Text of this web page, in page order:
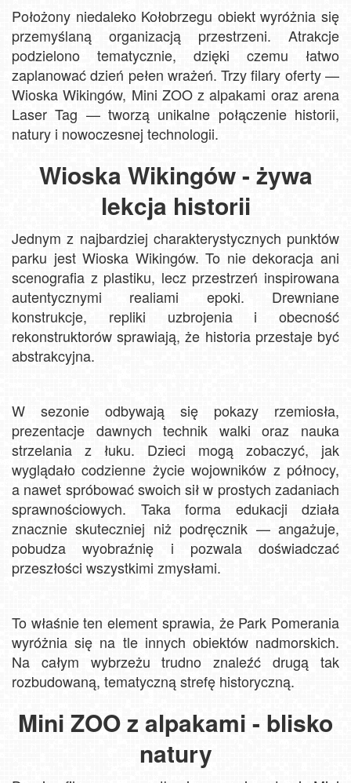
Położony niedaleko Kołobrzegu obiekt wyróżnia się
przemyślaną organizacją przestrzeni. Atrakcje
podzielono tematycznie, dzięki czemu łatwo
zaplanować dzień pełen wrażeń. Trzy filary oferty —
Wioska Wikingów, Mini ZOO z alpakami oraz arena
Laser Tag — tworzą unikalne połączenie historii,
natury i nowoczesnej technologii.
Wioska Wikingów - żywa
lekcja historii
Jednym z najbardziej charakterystycznych punktów
parku jest Wioska Wikingów. To nie dekoracja ani
scenografia z plastiku, lecz przestrzeń inspirowana
autentycznymi realiami epoki. Drewniane
konstrukcje, repliki uzbrojenia i obecność
rekonstruktorów sprawiają, że historia przestaje być
abstrakcyjna.
W sezonie odbywają się pokazy rzemiosła,
prezentacje dawnych technik walki oraz nauka
strzelania z łuku. Dzieci mogą zobaczyć, jak
wyglądało codzienne życie wojowników z północy,
a nawet spróbować swoich sił w prostych zadaniach
sprawnościowych. Taka forma edukacji działa
znacznie skuteczniej niż podręcznik — angażuje,
pobudza wyobraźnię i pozwala doświadczać
przeszłości wszystkimi zmysłami.
To właśnie ten element sprawia, że Park Pomerania
wyróżnia się na tle innych obiektów nadmorskich.
Na całym wybrzeżu trudno znaleźć drugą tak
rozbudowaną, tematyczną strefę historyczną.
Mini ZOO z alpakami - blisko
natury